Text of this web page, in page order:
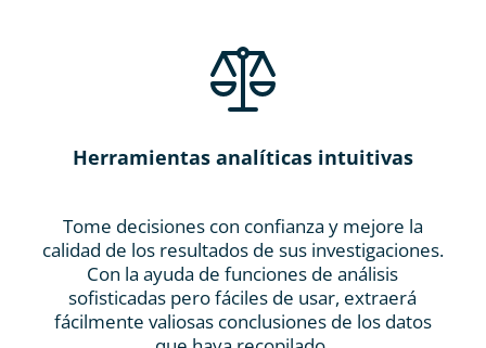
Herramientas analíticas intuitivas
Tome decisiones con confianza y mejore la
calidad de los resultados de sus investigaciones.
Con la ayuda de funciones de análisis
sofisticadas pero fáciles de usar, extraerá
fácilmente valiosas conclusiones de los datos